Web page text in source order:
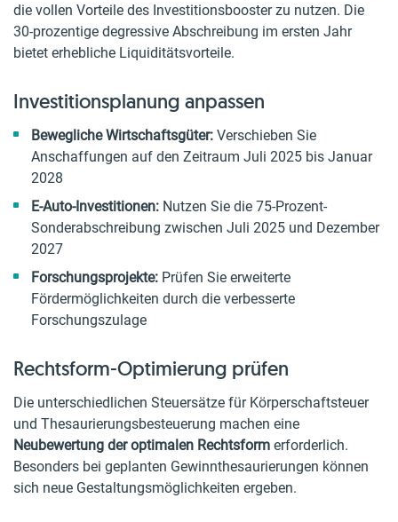
die vollen Vorteile des Investitionsbooster zu nutzen. Die
30-prozentige degressive Abschreibung im ersten Jahr
bietet erhebliche Liquiditätsvorteile.
Investitionsplanung anpassen
Bewegliche Wirtschaftsgüter: Verschieben Sie
Anschaffungen auf den Zeitraum Juli 2025 bis Januar
2028
E-Auto-Investitionen: Nutzen Sie die 75-Prozent-
Sonderabschreibung zwischen Juli 2025 und Dezember
2027
Forschungsprojekte: Prüfen Sie erweiterte
Fördermöglichkeiten durch die verbesserte
Forschungszulage
Rechtsform-Optimierung prüfen
Die unterschiedlichen Steuersätze für Körperschaftsteuer
und Thesaurierungsbesteuerung machen eine
Neubewertung der optimalen Rechtsform erforderlich.
Besonders bei geplanten Gewinnthesaurierungen können
sich neue Gestaltungsmöglichkeiten ergeben.